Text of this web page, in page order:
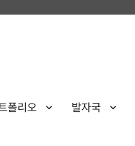
폴리오 발자국